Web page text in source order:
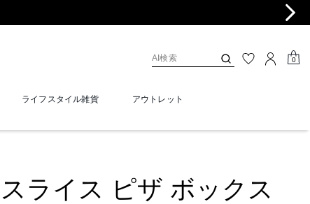
0
ライフスタイル雑貨 アウトレット
スライス ピザ ボックス